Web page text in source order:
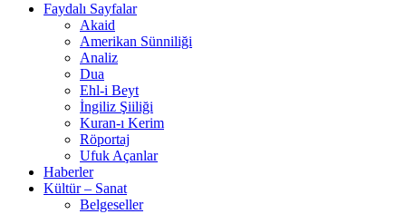
Faydalı Sayfalar
Akaid
Amerikan Sünniliği
Analiz
Dua
Ehl-i Beyt
İngiliz Şiiliği
Kuran-ı Kerim
Röportaj
Ufuk Açanlar
Haberler
Kültür – Sanat
Belgeseller